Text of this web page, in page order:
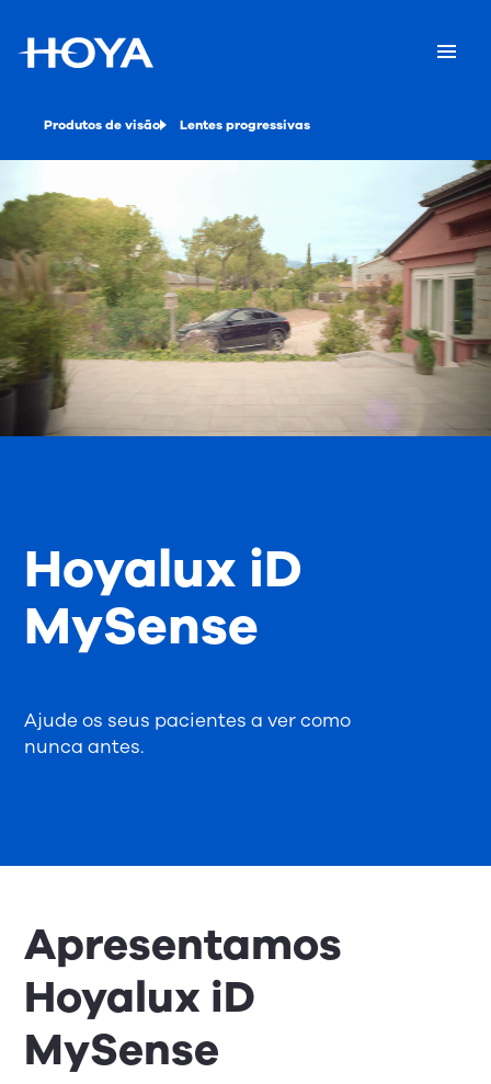
Produtos de visão Lentes progressivas
Ajude os seus pacientes a ver como
nunca antes.
Hoyalux iD
MySense
Apresentamos
Hoyalux iD
MySense